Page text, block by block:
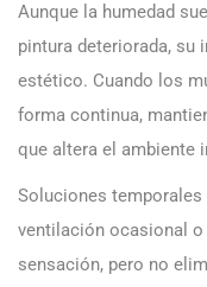
Aunque la humedad
pintura deteriorada, su
estético. Cuando los
forma continua,
que altera el ambiente
Soluciones
ventilación ocasional
sensación, pero no